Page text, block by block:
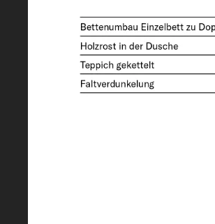
Technisch zulässige
3500